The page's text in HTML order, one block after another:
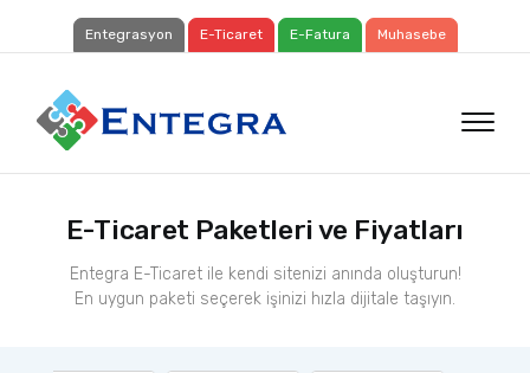
Entegrasyon E-Ticaret E-Fatura Muhasebe
E-Ticaret Paketleri ve Fiyatları
Entegra E-Ticaret ile kendi sitenizi anında oluşturun!
En uygun paketi seçerek işinizi hızla dijitale taşıyın.